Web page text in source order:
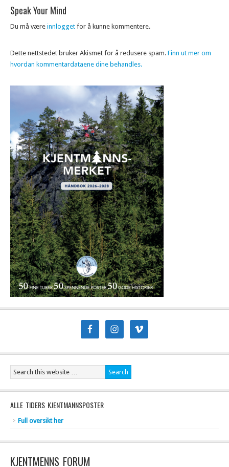
Speak Your Mind
Du må være innlogget for å kunne kommentere.
Dette nettstedet bruker Akismet for å redusere spam. Finn ut mer om
hvordan kommentardataene dine behandles.
ALLE TIDERS KJENTMANNSPOSTER
Full oversikt her
KJENTMENNS FORUM